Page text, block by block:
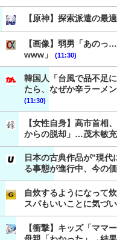
【原神】探索派遣の最
【画像】弱男「あの
www」
(11:30)
韓国人「台風で品不足
たら、なぜか辛ラーメ
(11:30)
【女性自身】高市首相
からの脱却」…茂木敏
日本の古典作品が”現
る事態が進行中、今の
自炊するようになって
スパもいいことに気づ
【衝撃】キッズ「ママ